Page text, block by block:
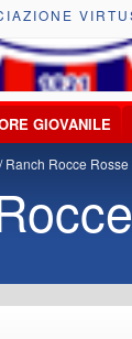
GIOVANILE
Ranch Rocce Rosse